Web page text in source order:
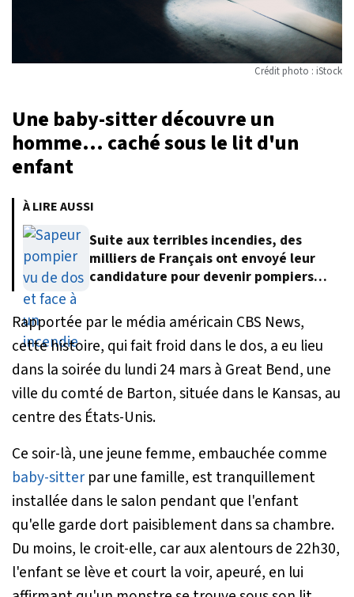
Crédit photo : iStock
Une baby-sitter découvre un
homme... caché sous le lit d'un
enfant
À LIRE AUSSI
Suite aux terribles incendies, des
milliers de Français ont envoyé leur
candidature pour devenir pompiers
Rapportée par le média américain CBS News,
cette histoire, qui fait froid dans le dos, a eu lieu
dans la soirée du lundi 24 mars à Great Bend, une
ville du comté de Barton, située dans le Kansas, au
centre des États-Unis.
Ce soir-là, une jeune femme, embauchée comme
baby-sitter par une famille, est tranquillement
installée dans le salon pendant que l'enfant
qu'elle garde dort paisiblement dans sa chambre.
Du moins, le croit-elle, car aux alentours de 22h30,
l'enfant se lève et court la voir, apeuré, en lui